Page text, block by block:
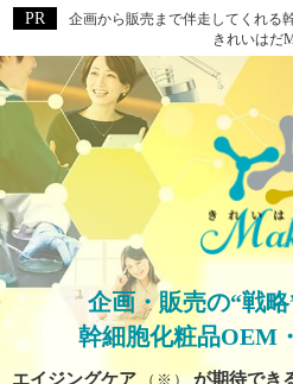
企画から販売まで伴走してくれる
きれいはだ
企画・販売の“戦
幹細胞化粧品OEM
エイジングケア （※） が期待でき